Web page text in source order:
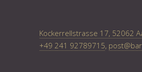
Kockerrellstrasse 17, 52062
+49 241 92789715,